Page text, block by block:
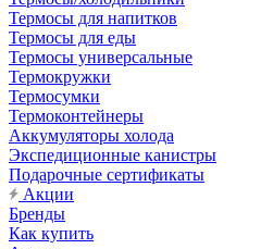
Термосы для напитков
Термосы для еды
Термосы универсальные
Термокружки
Термосумки
Термоконтейнеры
Аккумуляторы холода
Экспедиционные канистры
Подарочные сертификаты
Акции
Бренды
Как купить